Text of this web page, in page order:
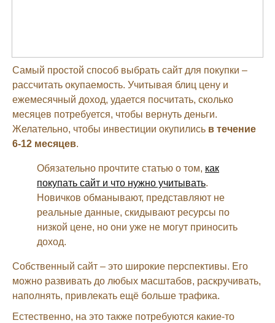
Самый простой способ выбрать сайт для покупки –
рассчитать окупаемость. Учитывая блиц цену и
ежемесячный доход, удается посчитать, сколько
месяцев потребуется, чтобы вернуть деньги.
Желательно, чтобы инвестиции окупились в течение
6-12 месяцев.
Обязательно прочтите статью о том, как
покупать сайт и что нужно учитывать.
Новичков обманывают, представляют не
реальные данные, скидывают ресурсы по
низкой цене, но они уже не могут приносить
доход.
Собственный сайт – это широкие перспективы. Его
можно развивать до любых масштабов, раскручивать,
наполнять, привлекать ещё больше трафика.
Естественно, на это также потребуются какие-то